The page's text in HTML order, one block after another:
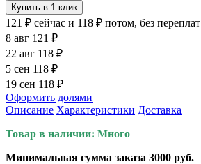
Купить в 1 клик
121 ₽ сейчас и 118 ₽ потом, без переплат
8 авг 121 ₽
22 авг 118 ₽
5 сен 118 ₽
19 сен 118 ₽
Оформить долями
Описание Характеристики Доставка
Товар в наличии: Много
Минимальная сумма заказа 3000 руб.